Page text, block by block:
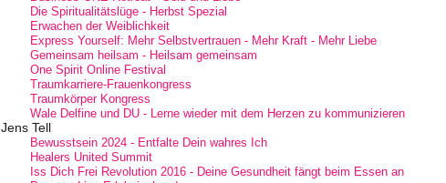
Die Spiritualitätslüge - Herbst Spezial
Erwachen der Weiblichkeit
Express Yourself: Mehr Selbstvertrauen - Mehr Kraft - Mehr Liebe
Gemeinsam heilsam - Heilsam gemeinsam
One Spirit Online Festival
Traumkarriere-Frauenkongress
Traumkörper Kongress
Wale Delfine und DU - Lerne wieder mit dem Herzen zu kommunizieren
Jens Tell
Bewusstsein 2024 - Entfalte Dein wahres Ich
Healers United Summit
Iss Dich Frei Revolution 2016 - Deine Gesundheit fängt beim Essen an